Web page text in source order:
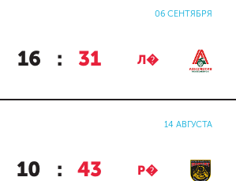
06 СЕНТЯБРЯ
16 : 31 Л�
14 АВГУСТА
10 : 43 Р�